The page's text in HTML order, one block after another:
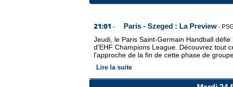
21:01 - Paris - Szeged : La Preview -
Jeudi, le Paris Saint-Germain Handball
d'EHF Champions League. Découvrez tout
l'approche de la fin de cette phase de
Lire la suite